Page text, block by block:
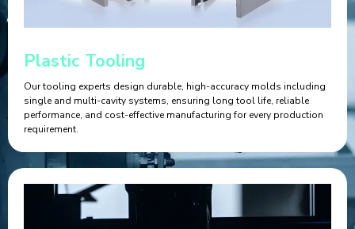
Plastic Tooling
Our tooling experts design durable, high-accuracy molds including
single and multi-cavity systems, ensuring long tool life, reliable
performance, and cost-effective manufacturing for every production
requirement.